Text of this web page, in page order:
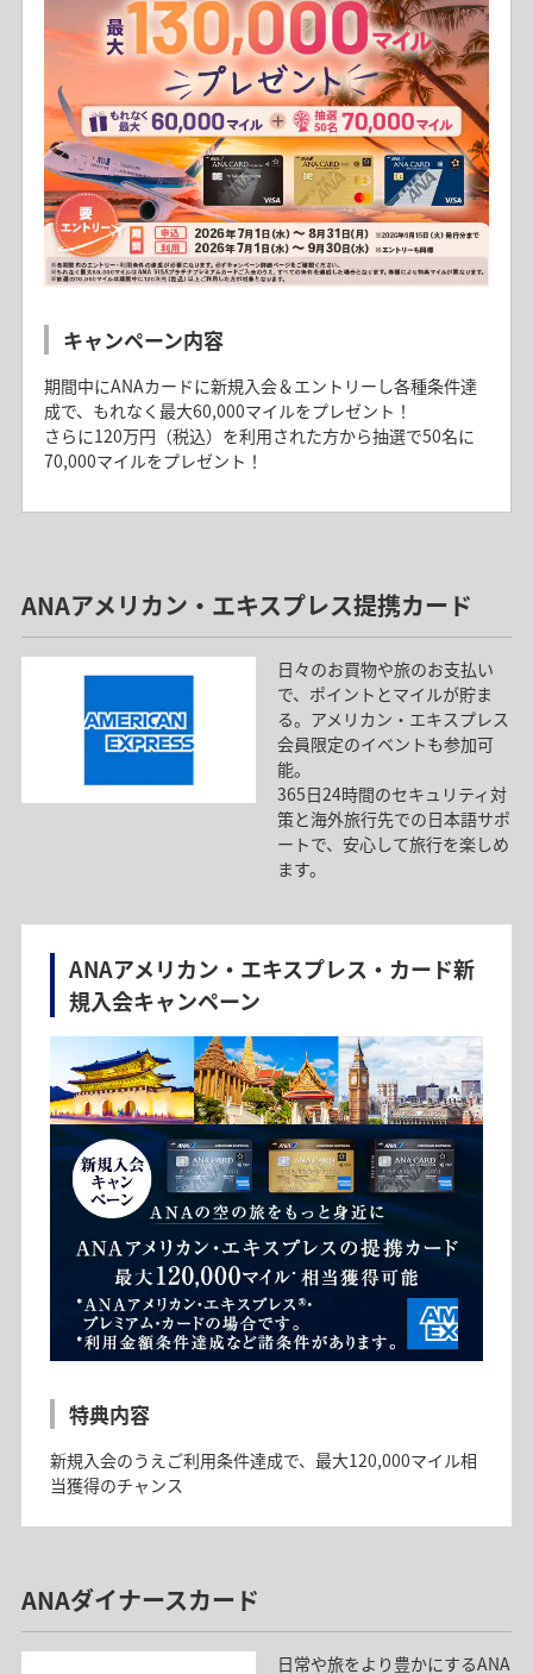
キャンペーン内容
期間中にANAカードに新規入会＆エントリーし各種条件達
成で、もれなく最大60,000マイルをプレゼント！
さらに120万円（税込）を利用された方から抽選で50名に
70,000マイルをプレゼント！
ス！サマーキャンペーン（三井住友カード
特典内容
期間中10万円（税込）以上のご利用で、抽選で最大20,000
マイルが当たる！
エントリーするだけでマイルが当たるチャンスや、条件達
成で当選確率アップのチャンスも！
払いでマイルゲットキャンペーン（三井住友
キャンペーン内容
期間中にエントリー＆新規規約同意でANAのマイルをもれ
なく100マイルプレゼント！さらに、サブスクや固定費など
対象サービスをANAカードで新規利用すると、抽選で500名
に10,000マイルが当たる！！新規利用サービス数に応じて
抽選口数アップも！
期間：2026年8月1日（土）から9月30日（水）
ANAアメリカン・エキスプレス提携カード
日々のお買物や旅のお支払い
で、ポイントとマイルが貯ま
る。アメリカン・エキスプレス
会員限定のイベントも参加可
能。
365日24時間のセキュリティ対
策と海外旅行先での日本語サポ
ートで、安心して旅行を楽しめ
ます。
ANAアメリカン・エキスプレス・カード新
規入会キャンペーン
特典内容
新規入会のうえご利用条件達成で、最大120,000マイル相
当獲得のチャンス
ANAダイナースカード
日常や旅をより豊かにするANA